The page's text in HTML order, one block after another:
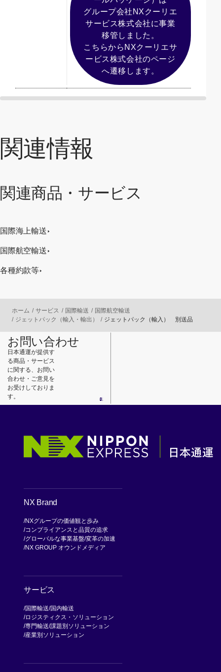
グループ会社NXクーリエ
サービス株式会社に事業
移管しました。
こちらからNXクーリエサ
ービス株式会社のページ
へ遷移します。
関連情報
関連商品・サービス
国際海上輸送
国際航空輸送
各種約款等
ホーム サービス 国際輸送
国際航空輸送
ジェットパック（輸入・輸出）
ジェットパック（輸入） 別送品
お問い合わせ
日本通運が提供す
る商品・サービス
に関する、お問い
合わせ・ご意見を
お受けしておりま
す。
NX Brand
NXグループの価値観と歩み
コンプライアンスと品質の追求
グローバルな事業基盤 変革の加速
NX GROUP オウンドメディア
サービス
国際輸送 国内輸送
ロジスティクス・ソリューション
専門輸送 課題別ソリューション
産業別ソリューション